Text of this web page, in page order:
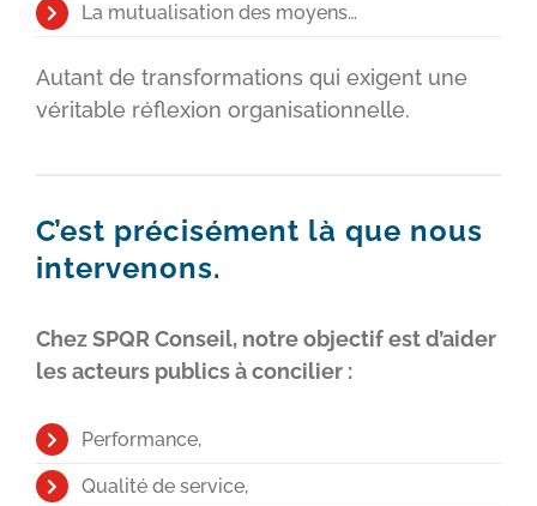
La mutualisation des moyens…
Autant de transformations qui exigent une
véritable réflexion organisationnelle.
C’est précisément là que nous
intervenons.
Chez SPQR Conseil, notre objectif est d’aider
les acteurs publics à concilier :
Performance,
Qualité de service,